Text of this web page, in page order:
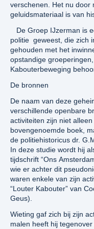
verschenen. Het nu
geluidsmateriaal is van
De Groep IJzerman is
politie geweest, die zich
gehouden met het
opstandige
Kabouterbeweging
De bronnen
De naam van deze
verschillende openbare
activiteiten zijn niet
bovengenoemde boek,
de politiehistoricus dr.
In deze studie wordt hij
tijdschrift “Ons
wie er achter dit
waren enkele van zijn
“Louter Kabouter” van
Geus).
Wieting gaf zich bij zijn
malen heeft hij